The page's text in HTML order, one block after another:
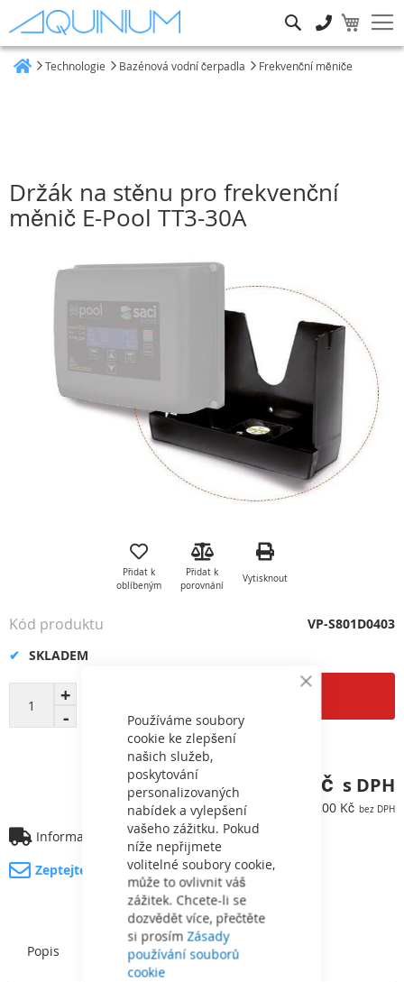
Close
Bar
Používáme soubory
cookie ke zlepšení
našich služeb,
poskytování
personalizovaných
nabídek a vylepšení
vašeho zážitku. Pokud
níže nepřijmete
volitelné soubory cookie,
může to ovlivnit váš
zážitek. Chcete-li se
dozvědět více, přečtěte
si prosímZásady
používání souborů
cookie
Technologie Bazénová vodní čerpadla Frekvenční měniče
Držák na stěnu pro frekvenční
měnič E-Pool TT3-30A
obrázky
Přidat k
oblíbeným
Přidat k
porovnání
Vytisknout
8 795,49 Kč
7 269,00 Kč
SKLADEM
Kód produktu VP-S801D0403
Informace o dopravě
Zeptejte se na produkt
Popis Charakteristický